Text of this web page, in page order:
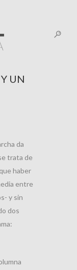
UN
da
trata de
haber
entre
y sin
dos